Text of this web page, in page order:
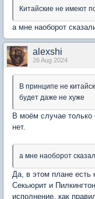
Китайские не имеют
а мне наоборот
alexshi
26 Aug 2024
В принципе не
будет даже не хуже
В моём случае только
нет.
а мне наоборот
Да, в этом плане есть
Секьюрит и
исполнение, как